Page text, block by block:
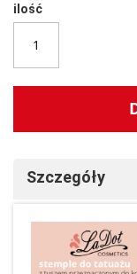
ilość
Szczegóły